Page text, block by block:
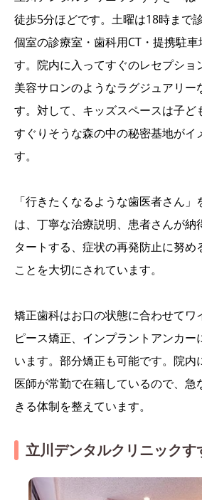
徒歩5分ほどです。土曜は18時まで
個室の診療室・歯科用CT・提携駐車
す。院内に入ってすぐのレセプショ
美容サロンのようなラグジュアリー
す。対して、キッズスペースは子ど
すぐりそうな森の中の秘密基地がイ
す。
「行きたくなるような歯医者さん
は、丁寧な治療説明、患者さんが納
タートする、症状の再発防止に努め
ことを大切にされています。
矯正歯科はお口の状態に合わせてワ
ピース矯正、インプラントアンカー
います。部分矯正も可能です。院内
医師が常勤で在籍しているので、急
きる体制を整えています。
立川デンタルクリニックす